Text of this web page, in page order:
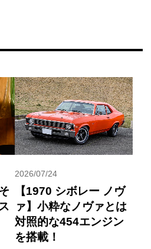
2026/07/24
【1970 シボレー ノヴ
ァ】小粋なノヴァとは
対照的な454エンジン
を搭載！